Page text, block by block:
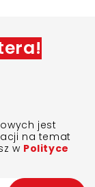
jest
na temat
w Polityce